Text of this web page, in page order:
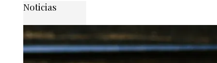
Noticias